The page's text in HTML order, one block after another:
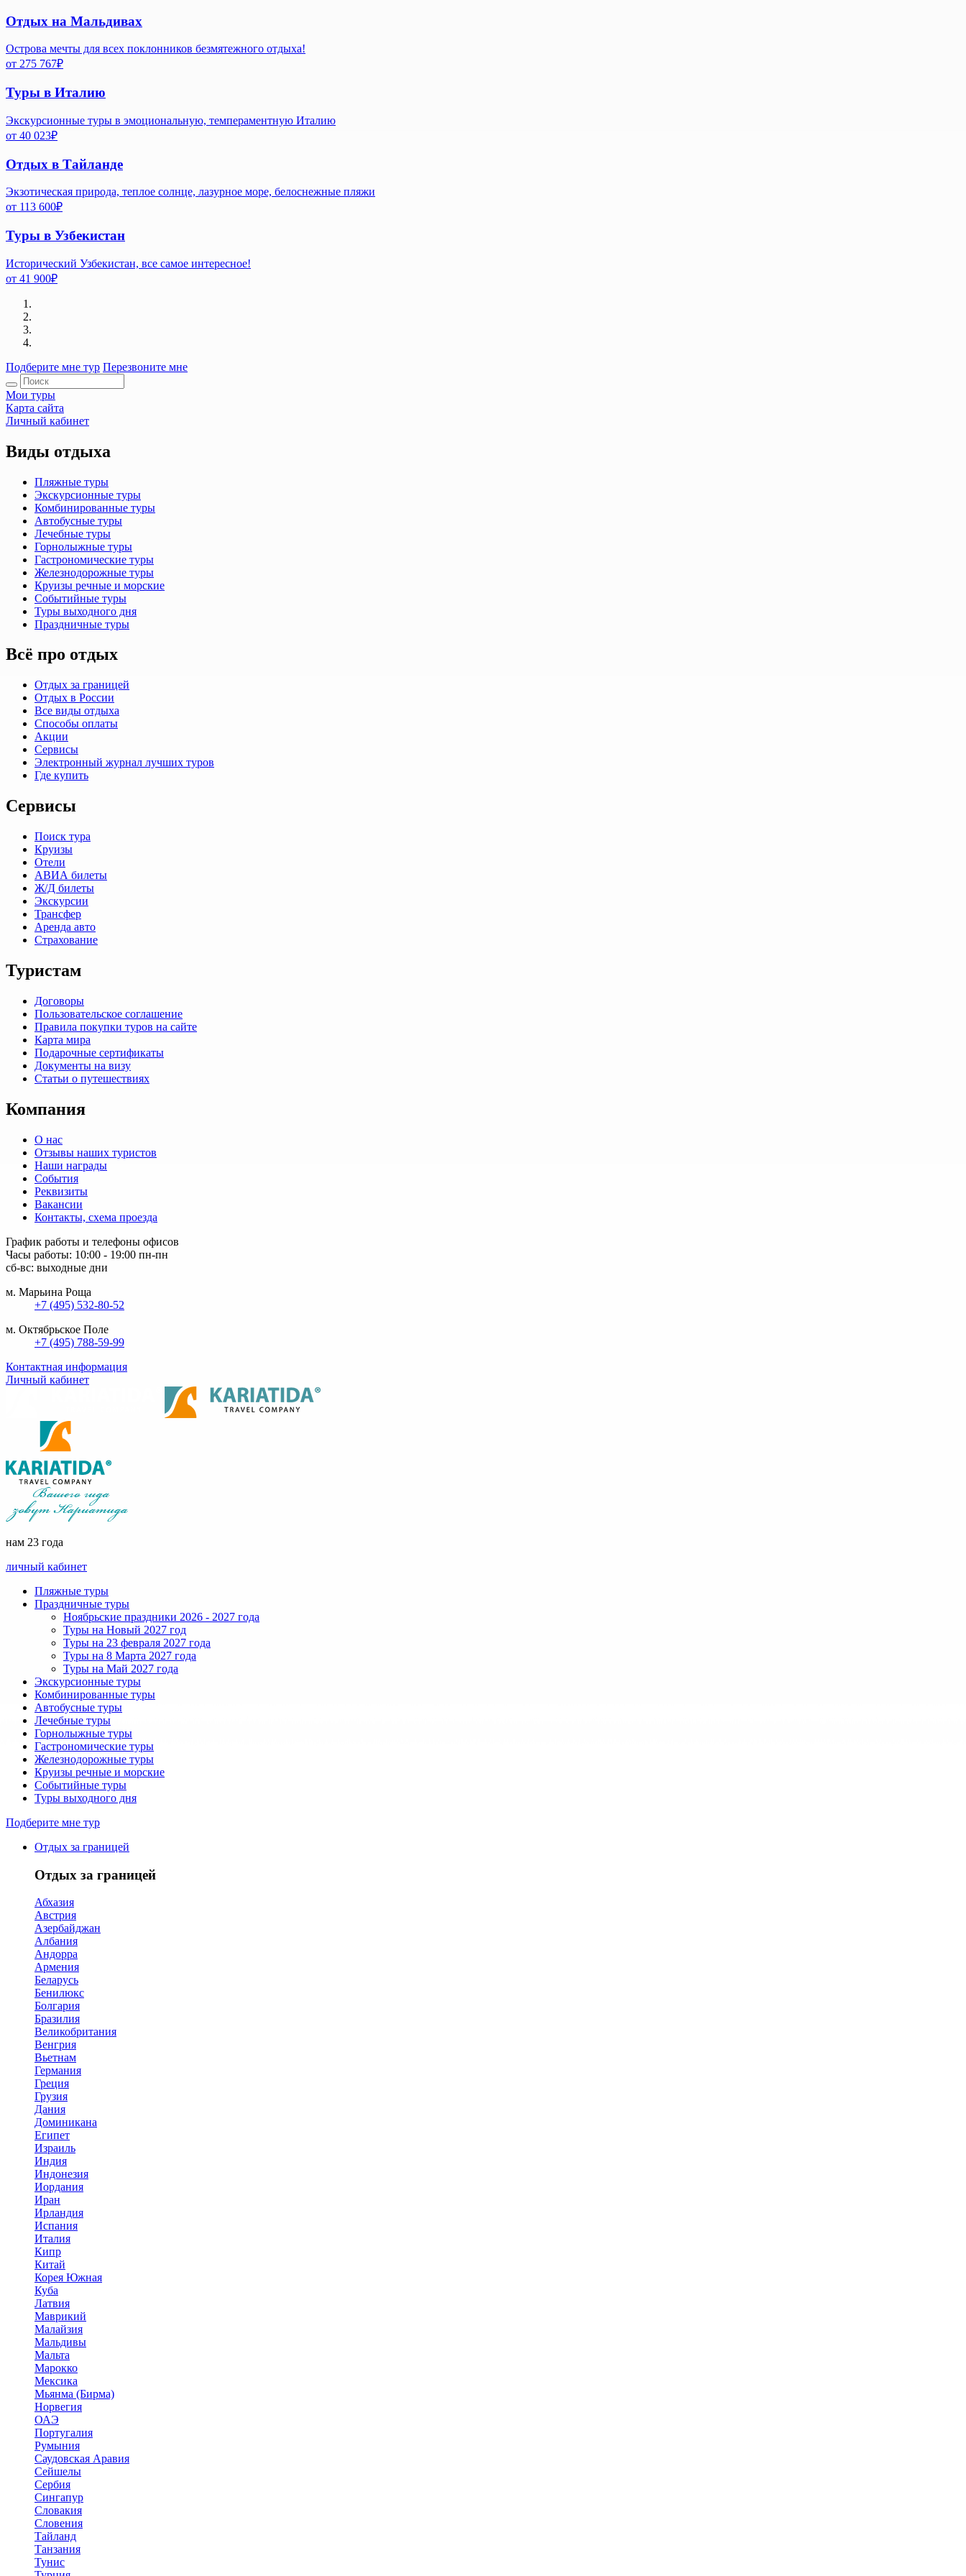
Отдых на Мальдивах
Острова мечты для всех поклонников безмятежного отдыха!
от 275 767₽
Туры в Италию
Экскурсионные туры в эмоциональную, темпераментную Италию
от 40 023₽
Отдых в Тайланде
Экзотическая природа, теплое солнце, лазурное море, белоснежные пляжи
от 113 600₽
Туры в Узбекистан
Исторический Узбекистан, все самое интересное!
от 41 900₽
Подберите мне тур Перезвоните мне
Мои туры
Карта сайта
Личный кабинет
Виды отдыха
Пляжные туры
Экскурсионные туры
Комбинированные туры
Автобусные туры
Лечебные туры
Горнолыжные туры
Гастрономические туры
Железнодорожные туры
Круизы речные и морские
Событийные туры
Туры выходного дня
Праздничные туры
Всё про отдых
Отдых за границей
Отдых в России
Все виды отдыха
Способы оплаты
Акции
Сервисы
Электронный журнал лучших туров
Где купить
Сервисы
Поиск тура
Круизы
Отели
АВИА билеты
Ж/Д билеты
Экскурсии
Трансфер
Аренда авто
Страхование
Туристам
Договоры
Пользовательское соглашение
Правила покупки туров на сайте
Карта мира
Подарочные сертификаты
Документы на визу
Статьи о путешествиях
Компания
О нас
Отзывы наших туристов
Наши награды
События
Реквизиты
Вакансии
Контакты, схема проезда
График работы и телефоны офисов
Часы работы: 10:00 - 19:00 пн-пн
сб-вс: выходные дни
м. Марьина Роща
+7 (495) 532-80-52
м. Октябрьское Поле
+7 (495) 788-59-99
Контактная информация
Личный кабинет
нам 23 года
личный кабинет
Пляжные туры
Праздничные туры
Ноябрьские праздники 2026 - 2027 года
Туры на Новый 2027 год
Туры на 23 февраля 2027 года
Туры на 8 Марта 2027 года
Туры на Май 2027 года
Экскурсионные туры
Комбинированные туры
Автобусные туры
Лечебные туры
Горнолыжные туры
Гастрономические туры
Железнодорожные туры
Круизы речные и морские
Событийные туры
Туры выходного дня
Подберите мне тур
Отдых за границей
Отдых за границей
Абхазия
Австрия
Азербайджан
Албания
Андорра
Армения
Беларусь
Бенилюкс
Болгария
Бразилия
Великобритания
Венгрия
Вьетнам
Германия
Греция
Грузия
Дания
Доминикана
Египет
Израиль
Индия
Индонезия
Иордания
Иран
Ирландия
Испания
Италия
Кипр
Китай
Корея Южная
Куба
Латвия
Маврикий
Малайзия
Мальдивы
Мальта
Марокко
Мексика
Мьянма (Бирма)
Норвегия
ОАЭ
Португалия
Румыния
Саудовская Аравия
Сейшелы
Сербия
Сингапур
Словакия
Словения
Тайланд
Танзания
Тунис